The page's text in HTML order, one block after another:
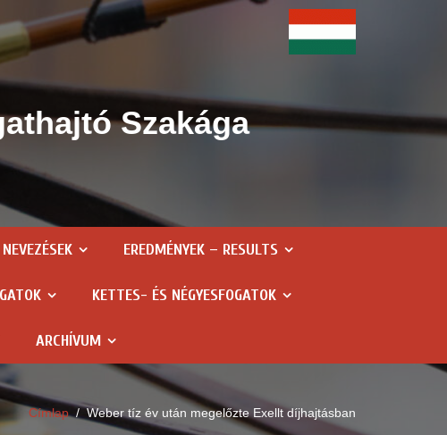
Szakága
NEVEZÉSEK EREDMÉNYEK – RESULTS
KETTES- ÉS NÉGYESFOGATOK
ARCHÍVUM
Címlap/Weber tíz év után megelőzte Exellt díjhajtásban